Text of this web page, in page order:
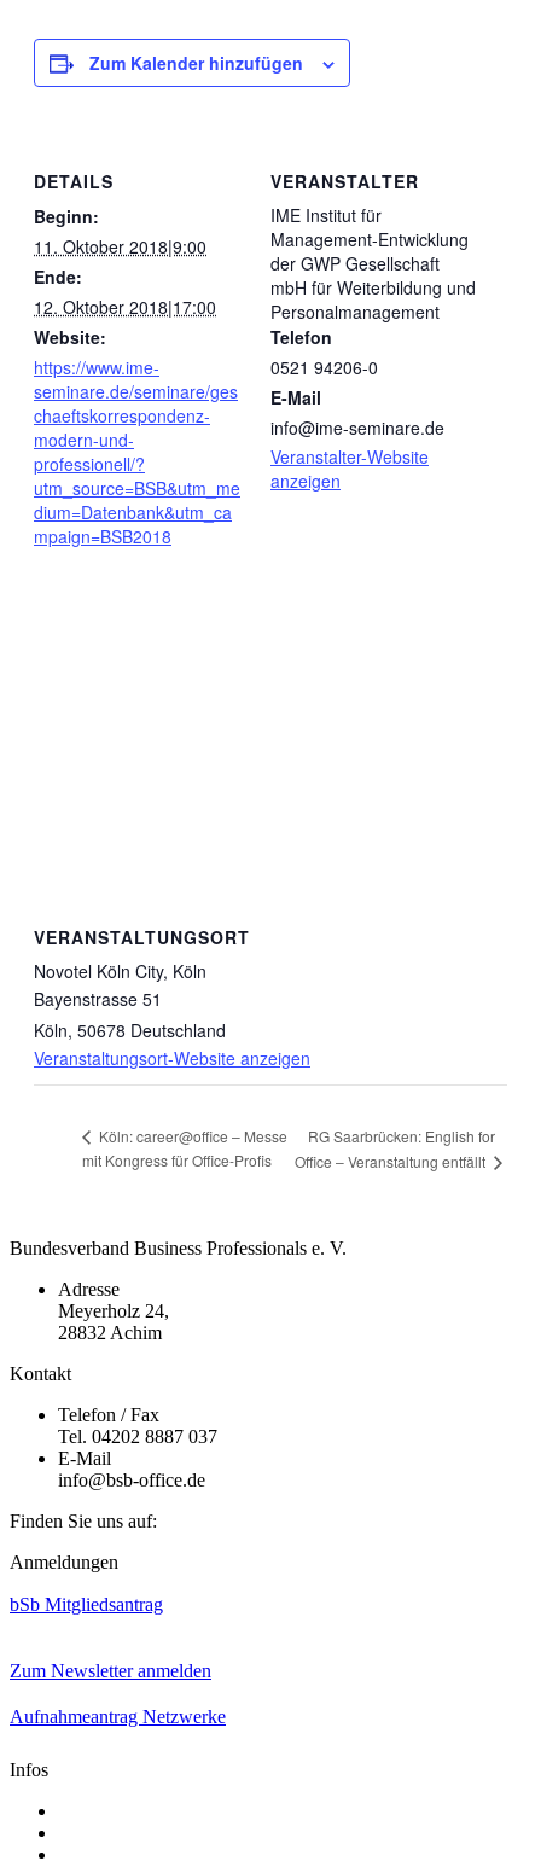
Zum Kalender hinzufügen
DETAILS
Beginn:
11. Oktober 2018|9:00
Ende:
12. Oktober 2018|17:00
Website:
https://www.ime-
seminare.de/seminare/ges
chaeftskorrespondenz-
modern-und-
professionell/?
utm_source=BSB&utm_me
dium=Datenbank&utm_ca
mpaign=BSB2018
VERANSTALTER
IME Institut für
Management-Entwicklung
der GWP Gesellschaft
mbH für Weiterbildung und
Personalmanagement
Telefon
0521 94206-0
E-Mail
info@ime-seminare.de
Veranstalter-Website
anzeigen
VERANSTALTUNGSORT
Novotel Köln City, Köln
Bayenstrasse 51
Köln, 50678 Deutschland
Veranstaltungsort-Website anzeigen
Köln: career@office – Messe
mit Kongress für Office-Profis
RG Saarbrücken: English for
Office – Veranstaltung entfällt
Bundesverband Business Professionals e. V.
Adresse
Meyerholz 24,
28832 Achim
Kontakt
Telefon / Fax
Tel. 04202 8887 037
E-Mail
info@bsb-office.de
Finden Sie uns auf:
Facebook
opens
window
Linkedin
opens
window
Instagram
opens
window
Anmeldungen
bSb Mitgliedsantrag
Zum Newsletter anmelden
Aufnahmeantrag Netzwerke
Infos